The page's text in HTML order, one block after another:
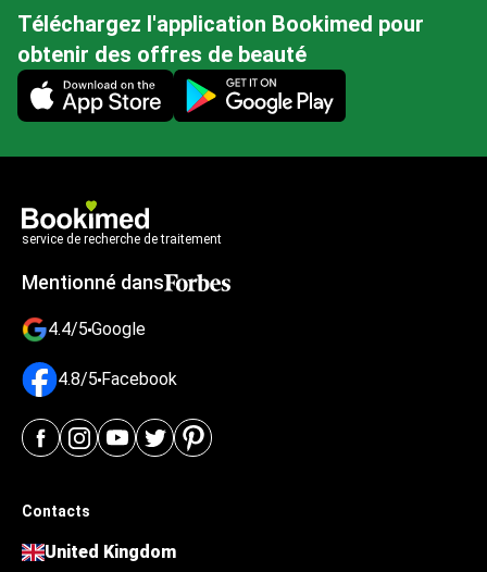
Téléchargez l'application Bookimed pour
obtenir des offres de beauté
Mobile app illustration
service de recherche de traitement
Mentionné dans
4.4/5 Google
4.8/5 Facebook
Contacts
United Kingdom